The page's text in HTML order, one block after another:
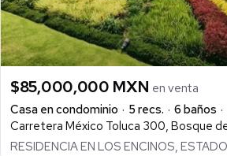
$85,000,000 MXN en venta
Casa en condominio
5 recs. 6 baños
RESIDENCIA EN LOS ENCINOS,